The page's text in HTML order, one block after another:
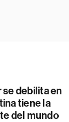
se debilita en
tiene la
del mundo